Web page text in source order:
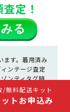
/無料配送キット
トお申込み
定！
る
ます。着用済み
ンテージ査定
ンティタグ時
売却は委託販
金額に応じて